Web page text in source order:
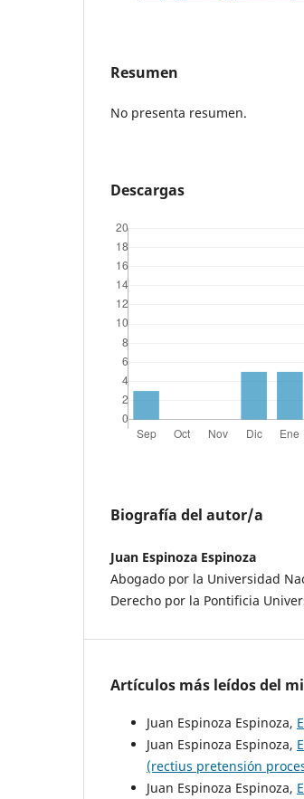
Resumen
No presenta resumen.
Descargas
Biografía del autor/a
Juan Espinoza Espinoza
Abogado por la Universidad
Derecho por la Pontificia
Artículos más leídos del
Juan Espinoza Espinoza,
Juan Espinoza Espinoza,
(rectius pretensión
Juan Espinoza Espinoza,